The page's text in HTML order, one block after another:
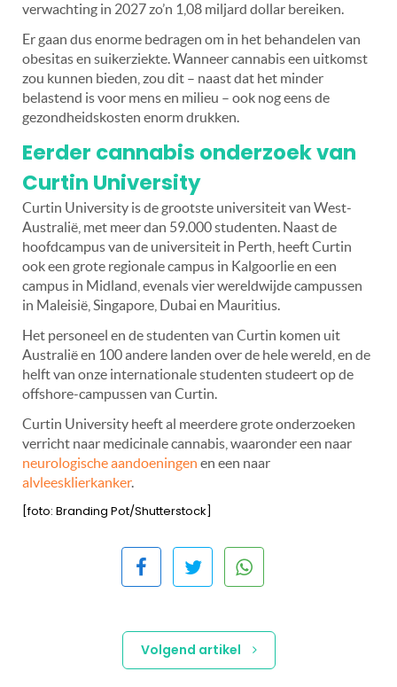
verwachting in 2027 zo’n 1,08 miljard dollar bereiken.
Er gaan dus enorme bedragen om in het behandelen van
obesitas en suikerziekte. Wanneer cannabis een uitkomst
zou kunnen bieden, zou dit – naast dat het minder
belastend is voor mens en milieu – ook nog eens de
gezondheidskosten enorm drukken.
Eerder cannabis onderzoek van
Curtin University
Curtin University is de grootste universiteit van West-
Australië, met meer dan 59.000 studenten. Naast de
hoofdcampus van de universiteit in Perth, heeft Curtin
ook een grote regionale campus in Kalgoorlie en een
campus in Midland, evenals vier wereldwijde campussen
in Maleisië, Singapore, Dubai en Mauritius.
Het personeel en de studenten van Curtin komen uit
Australië en 100 andere landen over de hele wereld, en de
helft van onze internationale studenten studeert op de
offshore-campussen van Curtin.
Curtin University heeft al meerdere grote onderzoeken
verricht naar medicinale cannabis, waaronder een naar
neurologische aandoeningen en een naar
alvleesklierkanker.
[foto: Branding Pot/Shutterstock]
Volgend artikel